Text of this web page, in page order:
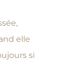
elle
si